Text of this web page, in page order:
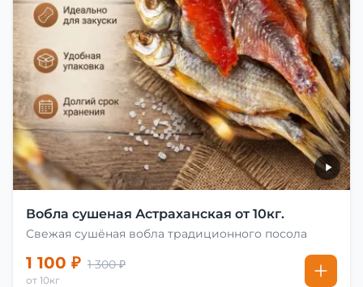
Вобла сушеная Астраханская от 10кг.
Свежая сушёная вобла традиционного посола
1 100 ₽ 1 300 ₽
от 10кг